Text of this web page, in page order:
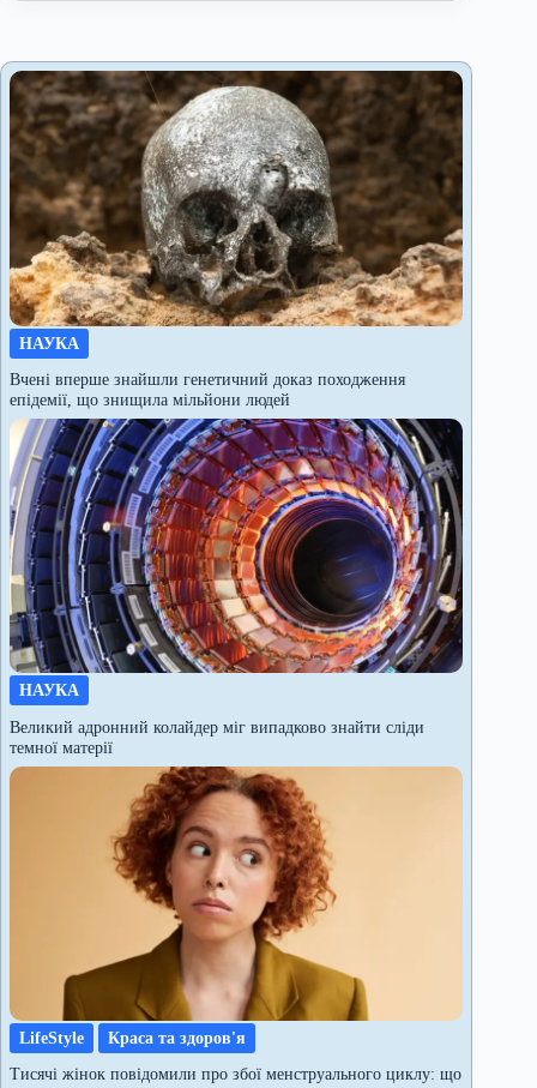
НАУКА
Вчені вперше знайшли генетичний доказ походження
епідемії, що знищила мільйони людей
НАУКА
Великий адронний колайдер міг випадково знайти сліди
темної матерії
LifeStyle
Краса та здоров'я
Тисячі жінок повідомили про збої менструального циклу: що